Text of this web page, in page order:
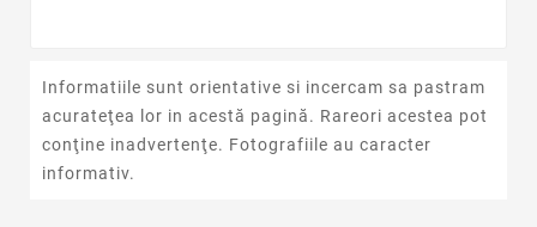
Informatiile sunt orientative si incercam sa pastram
acurateţea lor in acestă pagină. Rareori acestea pot
conţine inadvertenţe. Fotografiile au caracter
informativ.